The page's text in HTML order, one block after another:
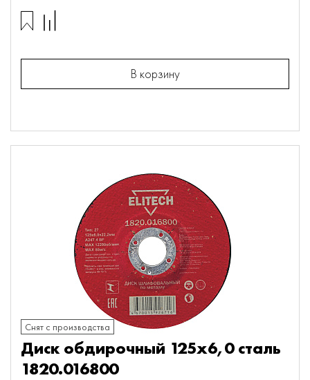
В корзину
Снят с производства
Диск обдирочный 125х6,0 сталь
1820.016800